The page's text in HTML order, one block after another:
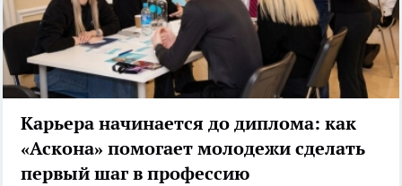
Карьера начинается до диплома: как
«Аскона» помогает молодежи сделать
первый шаг в профессию